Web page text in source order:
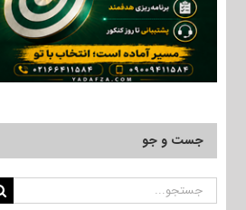
جست و جو
جستجو